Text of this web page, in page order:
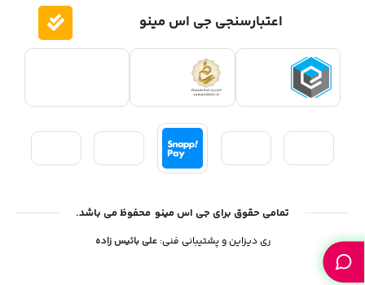
اعتبارسنجی جی اس مینو
تمامی حقوق برای جی اس مینو محفوظ می باشد.
ری دیزاین و پشتیبانی فنی:علی بائیس زاده